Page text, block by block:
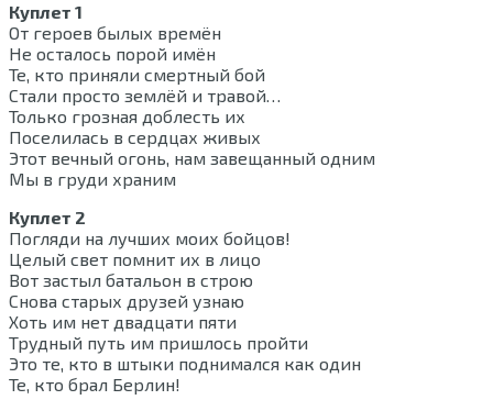
Куплет 1
От героев былых времён
Не осталось порой имён
Те, кто приняли смертный бой
Стали просто землёй и травой…
Только грозная доблесть их
Поселилась в сердцах живых
Этот вечный огонь, нам завещанный одним
Мы в груди храним
Куплет 2
Погляди на лучших моих бойцов!
Целый свет помнит их в лицо
Вот застыл батальон в строю
Снова старых друзей узнаю
Хоть им нет двадцати пяти
Трудный путь им пришлось пройти
Это те, кто в штыки поднимался как один
Те, кто брал Берлин!